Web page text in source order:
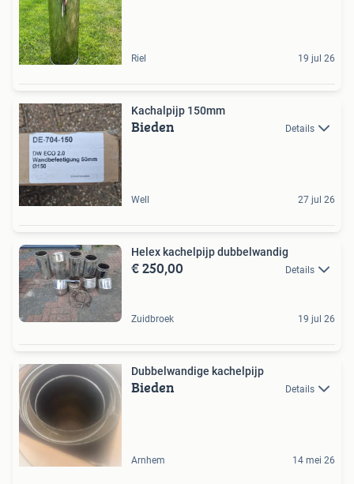
Riel 19 jul 26
Kachalpijp 150mm
Bieden Details
Well 27 jul 26
Helex kachelpijp dubbelwandig
€ 250,00 Details
Zuidbroek 19 jul 26
Dubbelwandige kachelpijp
Bieden Details
Arnhem 14 mei 26